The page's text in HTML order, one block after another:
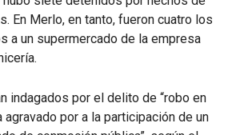
En Merlo, en tanto, fueron cuatro los
a un supermercado de la empresa
indagados por el delito de “robo en
agravado por a la participación de un